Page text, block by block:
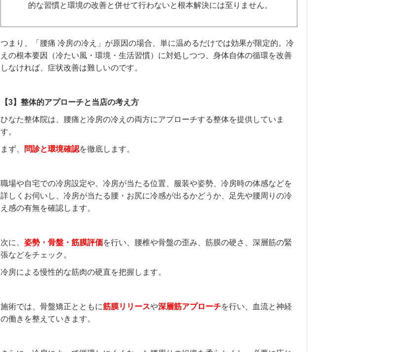
的な習慣と環境の改善と併せて行わないと根本解決には至りません。
つまり、「腰痛 冷房の冷え」が原因の場合、単に温めるだけでは効果が限定的。冷
えの根本要因（冷たい風・環境・生活習慣）に対処しつつ、身体自体の循環を改善
しなければ、症状改善は難しいのです。
【3】整体的アプローチと当店の考え方
ひなた整体院は、腰痛と冷房の冷えの両方にアプローチする整体を提供していま
す。
まず、 問診と環境確認を徹底します。
職場や自宅での冷房設定や、冷房が当たる位置、服装や姿勢、冷房時の体感などを
詳しくお伺いし、冷房が当たる腰・お尻に冷感が出るかどうか、足先や腰周りの冷
え感の有無を確認します。
次に、 姿勢・骨盤・筋膜評価を行い、腰椎や骨盤の歪み、筋膜の硬さ、深層筋の緊
張などをチェック。
冷房による慢性的な筋肉の硬直を把握します。
施術では、骨盤矯正とともに筋膜リリースや深層筋アプローチを行い、血流と神経
の働きを整えていきます。